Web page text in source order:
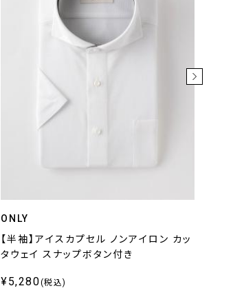
ONLY
【半袖】アイスカプセル ノンアイロン カッ
タウェイ スナップボタン付き
¥5,280(税込)